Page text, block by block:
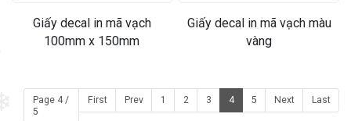
Giấy decal in mã vạch
100mm x 150mm
Giấy decal in mã vạch màu
vàng
Page 4 /
5
First Prev 1 2 3 4 5 Next Last